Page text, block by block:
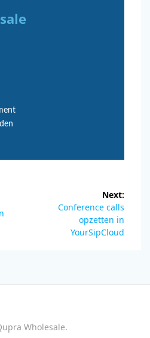
Next:
Conference calls
opzetten in
YourSipCloud
Wholesale.